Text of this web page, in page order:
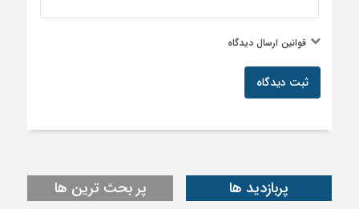
قوانین ارسال دیدگاه
ثبت دیدگاه
پربازدید ها پر بحث ترین ها